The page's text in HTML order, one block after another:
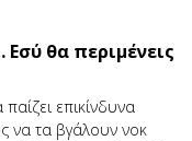
θα περιμένεις
επικίνδυνα
να τα βγάλουν νοκ